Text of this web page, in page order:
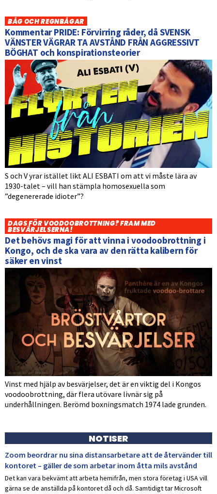
BÅG OCH REGNBÅGAR
Kommentar PRIDE: Förvirring råder, då SVENSK
VÄNSTER VÄGRAR TA AVSTÅND FRÅN AGGRESSIVT
BÖGHAT och konspirationsteorier
S och V yrar istället likt ALI ESBATI om att vi måste lära av
1930-talet – vill han stämpla homosexuella som
”degenererade idioter”?
DAGS FÖR VOODOOBROTTNING? FRAM MED
BESVÄRJELSERNA!
Det behövs magi för att vinna i voodoobrottning i
Kongo, och de ska vara av den rätta kalibern för
säker en vinst
Vinst med hjälp av besvärjelser, det är en viktig del i Kongos
voodoobrottning, där flera utövare livnär sig på
underhållningen. Berömd boxningsmatch 1974 lade grunden.
NOTISER
Zoom beordrar nu sina distansarbetare att de återvänder till
kontoret – gäller de som arbetar inom åtta mils avstånd
Det kan vara bekvämt att arbeta hemifrån, men stora företag i USA vill
gärna se de anställda på kontoret då och då. Samtidigt tar Microsoft